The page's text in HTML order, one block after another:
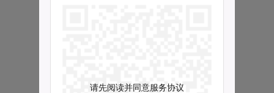
请先阅读并同意服务协议